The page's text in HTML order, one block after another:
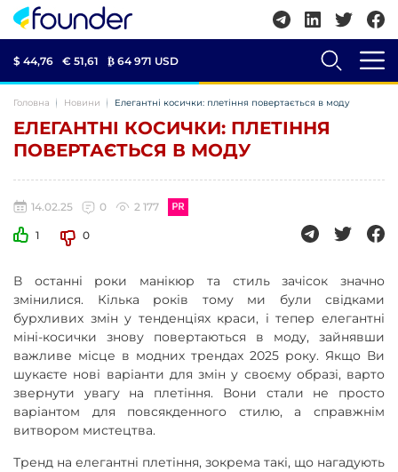
$ 44,76 € 51,61 ₿ 64 971 USD
Головна Новини Елегантні косички: плетіння повертається в моду
ЕЛЕГАНТНІ КОСИЧКИ: ПЛЕТІННЯ
ПОВЕРТАЄТЬСЯ В МОДУ
14.02.25 0 2 177
1 0
В останні роки манікюр та стиль зачісок значно
змінилися. Кілька років тому ми були свідками
бурхливих змін у тенденціях краси, і тепер елегантні
міні-косички знову повертаються в моду, зайнявши
важливе місце в модних трендах 2025 року. Якщо Ви
шукаєте нові варіанти для змін у своєму образі, варто
звернути увагу на плетіння. Вони стали не просто
варіантом для повсякденного стилю, а справжнім
витвором мистецтва.
Тренд на елегантні плетіння, зокрема такі, що нагадують